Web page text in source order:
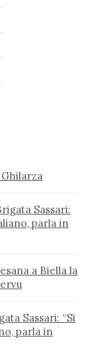
Sassari:
parla in
a Biella la
Sassari: “Si
parla in